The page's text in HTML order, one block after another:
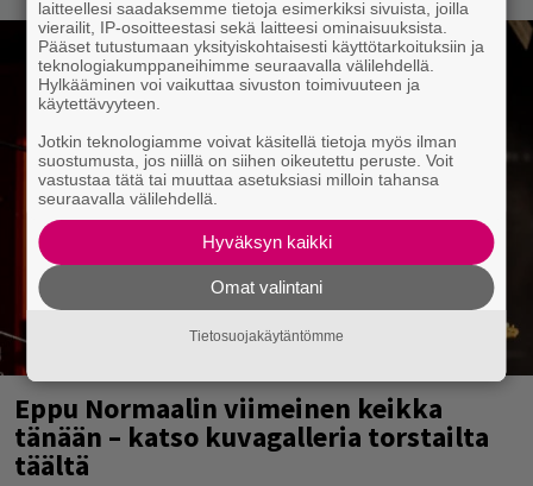
Eppu Normaalin viimeinen keikka
tänään – katso kuvagalleria torstailta
täältä
laitteellesi saadaksemme tietoja esimerkiksi sivuista, joilla
vierailit, IP-osoitteestasi sekä laitteesi ominaisuuksista.
Pääset tutustumaan yksityiskohtaisesti käyttötarkoituksiin ja
teknologiakumppaneihimme seuraavalla välilehdellä.
Hylkääminen voi vaikuttaa sivuston toimivuuteen ja
käytettävyyteen.
Jotkin teknologiamme voivat käsitellä tietoja myös ilman
suostumusta, jos niillä on siihen oikeutettu peruste. Voit
vastustaa tätä tai muuttaa asetuksiasi milloin tahansa
seuraavalla välilehdellä.
Hyväksyn kaikki
Omat valintani
Tietosuojakäytäntömme